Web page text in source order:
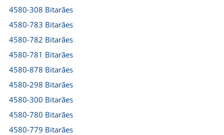
4580-308 Bitarães
4580-783 Bitarães
4580-782 Bitarães
4580-781 Bitarães
4580-878 Bitarães
4580-298 Bitarães
4580-300 Bitarães
4580-780 Bitarães
4580-779 Bitarães